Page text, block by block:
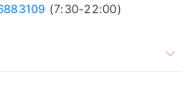
(7:30-22:00)